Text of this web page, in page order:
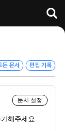
든 문서 편집 기록
문서 설정
해주세요.